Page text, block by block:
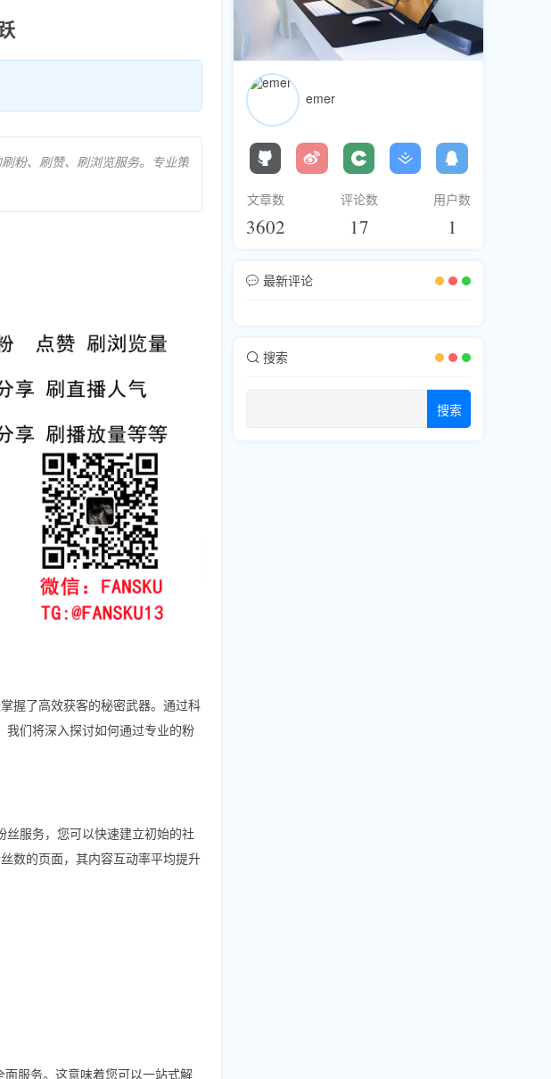
粉、刷赞、刷浏览服务。专业策
握了高效获客的秘密武器。通过科
们将深入探讨如何通过专业的粉
丝服务，您可以快速建立初始的社
数的页面，其内容互动率平均提升
服务。这意味着您可以一站式解
emer
文章数
3602
评论数
17
用户数
1
最新评论
搜索
搜索